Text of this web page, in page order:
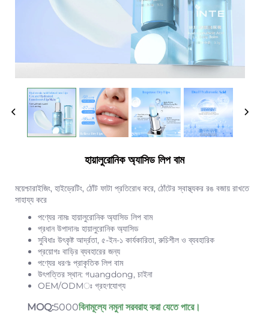
হায়ালুরোনিক অ্যাসিড লিপ বাম
ময়েশ্চারাইজিং, হাইড্রেটিং, ঠোঁট ফাটা প্রতিরোধ করে, ঠোঁটের স্বাস্থ্যকর রঙ বজায় রাখতে
সাহায্য করে
পণ্যের নামঃ হায়ালুরোনিক অ্যাসিড লিপ বাম
প্রধান উপাদানঃ হায়ালুরোনিক অ্যাসিড
সুবিধাঃ উৎকৃষ্ট আর্দ্রতা, ৫-ইন-১ কার্যকারিতা, রুচিশীল ও ব্যবহারিক
প্রয়োগঃ বাড়ির ব্যবহারের জন্য
পণ্যের ধরণঃ প্রাকৃতিক লিপ বাম
উৎপত্তির স্থান: গuangdong, চাইনা
OEM/ODMঃ গ্রহণযোগ্য
MOQ:5000বিনামূল্যে নমুনা সরবরাহ করা যেতে পারে।